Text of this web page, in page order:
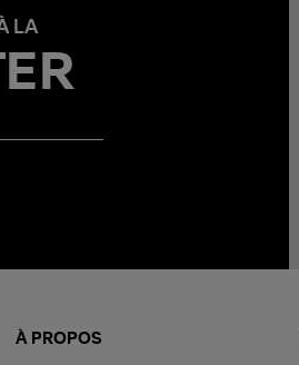
LA
À PROPOS